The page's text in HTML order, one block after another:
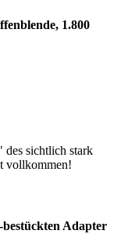
1.800
sichtlich stark
vollkommen!
Adapter